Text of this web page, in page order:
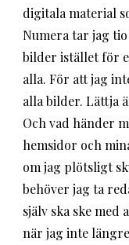
digitala material
Numera tar jag
bilder istället för
alla. För att jag
alla bilder. Lättja
Och vad händer
hemsidor och
om jag plötsligt
behöver jag ta
själv ska ske
när jag inte